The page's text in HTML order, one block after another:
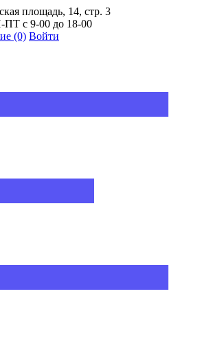
площадь, 14, стр. 3
с 9-00 до 18-00
(0) Войти